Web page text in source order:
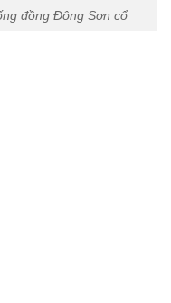
đồng Đông Sơn cổ